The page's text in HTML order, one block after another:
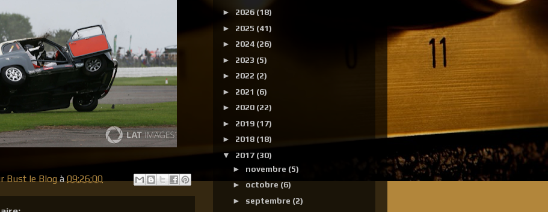
Bust le Blog à09:26:00
► 2026 (18)
► 2025 (41)
► 2024 (26)
► 2023 (5)
► 2022 (2)
► 2021 (6)
► 2020 (22)
► 2019 (17)
► 2018 (18)
▼ 2017 (30)
► novembre (5)
► octobre (6)
► septembre (2)